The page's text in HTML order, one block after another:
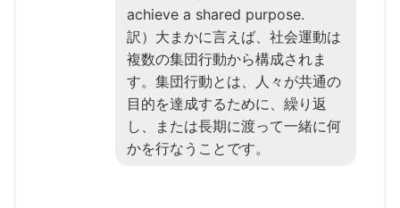
achieve a shared purpose.
訳）大まかに言えば、社会運動は
複数の集団行動から構成されま
す。集団行動とは、人々が共通の
目的を達成するために、繰り返
し、または長期に渡って一緒に何
かを行なうことです。